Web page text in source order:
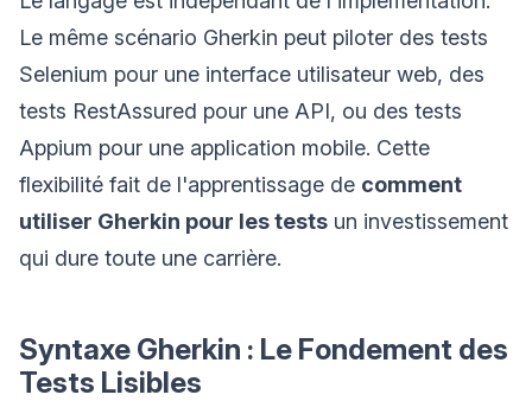
Le même scénario Gherkin peut piloter des tests
Selenium pour une interface utilisateur web, des
tests RestAssured pour une API, ou des tests
Appium pour une application mobile. Cette
flexibilité fait de l'apprentissage de comment
utiliser Gherkin pour les tests un investissement
qui dure toute une carrière.
Syntaxe Gherkin : Le Fondement des
Tests Lisibles